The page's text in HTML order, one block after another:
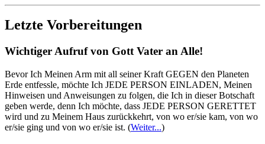
Letzte Vorbereitungen
Wichtiger Aufruf von Gott Vater an Alle!
Bevor Ich Meinen Arm mit all seiner Kraft GEGEN den Planeten
Erde entfessle, möchte Ich JEDE PERSON EINLADEN, Meinen
Hinweisen und Anweisungen zu folgen, die Ich in dieser Botschaft
geben werde, denn Ich möchte, dass JEDE PERSON GERETTET
wird und zu Meinem Haus zurückkehrt, von wo er/sie kam, von wo
er/sie ging und von wo er/sie ist. (Weiter...)